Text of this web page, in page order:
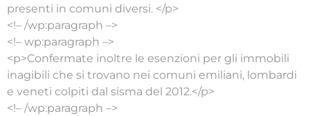
presenti in comuni diversi. </p>
<!– /wp:paragraph –>
<!– wp:paragraph –>
<p>Confermate inoltre le esenzioni per gli immobili
inagibili che si trovano nei comuni emiliani, lombardi
e veneti colpiti dal sisma del 2012.</p>
<!– /wp:paragraph –>